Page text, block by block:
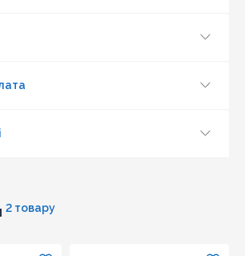
2 товаруНадіслати